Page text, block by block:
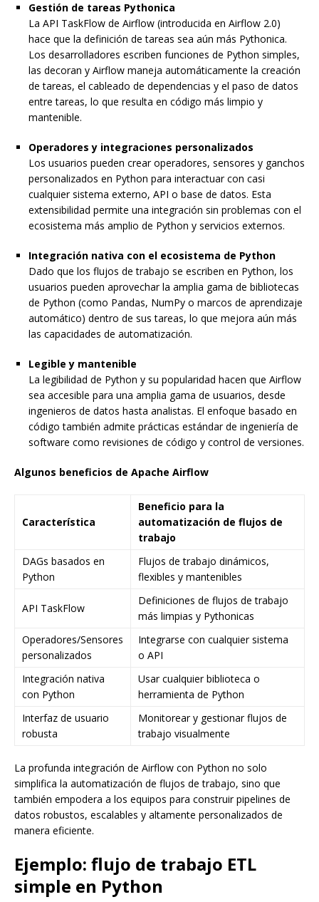
Gestión de tareas Pythonica
La API TaskFlow de Airflow (introducida en Airflow 2.0)
hace que la definición de tareas sea aún más Pythonica.
Los desarrolladores escriben funciones de Python simples,
las decoran y Airflow maneja automáticamente la creación
de tareas, el cableado de dependencias y el paso de datos
entre tareas, lo que resulta en código más limpio y
mantenible.
Operadores y integraciones personalizados
Los usuarios pueden crear operadores, sensores y ganchos
personalizados en Python para interactuar con casi
cualquier sistema externo, API o base de datos. Esta
extensibilidad permite una integración sin problemas con el
ecosistema más amplio de Python y servicios externos.
Integración nativa con el ecosistema de Python
Dado que los flujos de trabajo se escriben en Python, los
usuarios pueden aprovechar la amplia gama de bibliotecas
de Python (como Pandas, NumPy o marcos de aprendizaje
automático) dentro de sus tareas, lo que mejora aún más
las capacidades de automatización.
Legible y mantenible
La legibilidad de Python y su popularidad hacen que Airflow
sea accesible para una amplia gama de usuarios, desde
ingenieros de datos hasta analistas. El enfoque basado en
código también admite prácticas estándar de ingeniería de
software como revisiones de código y control de versiones.
Algunos beneficios de Apache Airflow
Característica
Beneficio para la
automatización de flujos de
trabajo
DAGs basados en
Python
Flujos de trabajo dinámicos,
flexibles y mantenibles
API TaskFlow
Definiciones de flujos de trabajo
más limpias y Pythonicas
Operadores/Sensores
personalizados
Integrarse con cualquier sistema
o API
Integración nativa
con Python
Usar cualquier biblioteca o
herramienta de Python
Interfaz de usuario
robusta
Monitorear y gestionar flujos de
trabajo visualmente
La profunda integración de Airflow con Python no solo
simplifica la automatización de flujos de trabajo, sino que
también empodera a los equipos para construir pipelines de
datos robustos, escalables y altamente personalizados de
manera eficiente.
Ejemplo: flujo de trabajo ETL
simple en Python